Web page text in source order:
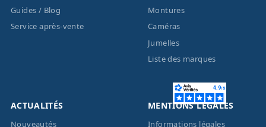
Guides / Blog
Service après-vente
Montures
Caméras
Jumelles
Liste des marques
ACTUALITÉS
Nouveautés
MENTIONS LÉGALES
Informations légales